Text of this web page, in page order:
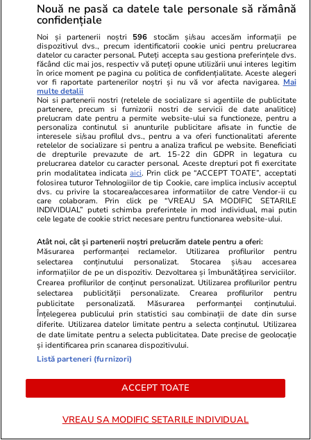
Adevarul.ro
„Ne-am îmbolnăvit toți”. Coșmarul
unor români într-una dintre cele
mai populare destinații din
Albania: „Apa mirosea a
canalizare”
Fanatik.ro
Decizie
Tromso 0-
PARTENERI
Elle.ro
însărcinată însă imaginile au ajuns
pe internet! Vedeta a fost
surprinsă pe stradă, iar burtica de
flancată de
aflat
Nouă ne pasă ca datele tale personale să rămână
confidențiale
Noi și partenerii noștri 596 stocăm și/sau accesăm informații pe
dispozitivul dvs., precum identificatorii cookie unici pentru prelucrarea
datelor cu caracter personal. Puteți accepta sau gestiona preferințele dvs.
făcând clic mai jos, respectiv vă puteți opune utilizării unui interes legitim
în orice moment pe pagina cu politica de confidențialitate. Aceste alegeri
vor fi raportate partenerilor noștri și nu vă vor afecta navigarea. Mai
multe detalii
Noi si partenerii nostri (retelele de socializare si agentiile de publicitate
partenere, precum si furnizorii nostri de servicii de date analitice)
prelucram date pentru a permite website-ului sa functioneze, pentru a
personaliza continutul si anunturile publicitare afisate in functie de
interesele si/sau profilul dvs., pentru a va oferi functionalitati aferente
retelelor de socializare si pentru a analiza traficul pe website. Beneficiati
de drepturile prevazute de art. 15-22 din GDPR in legatura cu
prelucrarea datelor cu caracter personal. Aceste drepturi pot fi exercitate
prin modalitatea indicataaici. Prin click pe “ACCEPT TOATE”, acceptati
folosirea tuturor Tehnologiilor de tip Cookie, care implica inclusiv acceptul
dvs. cu privire la stocarea/accesarea informatiilor de catre Vendor-ii cu
care colaboram. Prin click pe “VREAU SA MODIFIC SETARILE
INDIVIDUAL” puteti schimba preferintele in mod individual, mai putin
cele legate de cookie strict necesare pentru functionarea website-ului.
Atât noi, cât și partenerii noștri prelucrăm datele pentru a oferi:
Măsurarea performanței reclamelor. Utilizarea profilurilor pentru
selectarea conținutului personalizat. Stocarea și/sau accesarea
informațiilor de pe un dispozitiv. Dezvoltarea și îmbunătățirea serviciilor.
Crearea profilurilor de conținut personalizat. Utilizarea profilurilor pentru
selectarea publicității personalizate. Crearea profilurilor pentru
publicitate personalizată. Măsurarea performanței conținutului.
Înțelegerea publicului prin statistici sau combinații de date din surse
diferite. Utilizarea datelor limitate pentru a selecta conținutul. Utilizarea
de date limitate pentru a selecta publicitatea. Date precise de geolocație
și identificarea prin scanarea dispozitivului.
Listă parteneri (furnizori)
ACCEPT TOATE
VREAU SA MODIFIC SETARILE INDIVIDUAL